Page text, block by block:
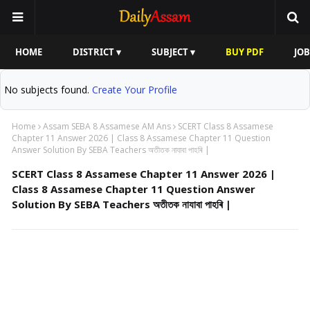
HOME DISTRICT ▾ SUBJECT ▾ BUY PDF
No subjects found. Create Your Profile
Home Assam SEBA 8 Assamese AM Ans
SCERT Class 8 Assamese
Chapter 11 Answer 2026 | Class 8 Assamese Chapter 11 Question
Answer Solution By SEBA Teachers অতীতক নাযাবা পাহৰি |
SCERT Class 8 Assamese Chapter 11 Answer 2026 |
Class 8 Assamese Chapter 11 Question Answer
Solution By SEBA Teachers অতীতক নাযাবা পাহৰি |